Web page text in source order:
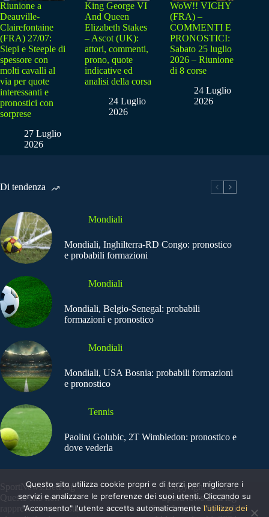
Riunione a
Deauville-
Clairefontaine
(FRA) 27/07:
Siepi e Steeple di
spessore con
molti cavalli al
via per quote
interessanti e
pronostici con
sorprese
27 Luglio
2026
King George VI
And Queen
Elizabeth Stakes
– Ascot (UK):
attori, commenti,
prono, quote
indicative ed
analisi della corsa
24 Luglio
2026
WoW!! VICHY
(FRA) –
COMMENTI E
PRONOSTICI:
Sabato 25 luglio
2026 – Riunione
di 8 corse
24 Luglio
2026
Di tendenza
Mondiali
Mondiali, Inghilterra-RD Congo: pronostico
e probabili formazioni
Mondiali
Mondiali, Belgio-Senegal: probabili
formazioni e pronostico
Mondiali
Mondiali, USA Bosnia: probabili formazioni
e pronostico
Tennis
Paolini Golubic, 2T Wimbledon: pronostico e
dove vederla
SportNews.BetFlag -
Questo sito non
rappresenta una testata
Copyright © 2025
SportNews BetFlag
Sede Legale: Via degli
Questo sito utilizza cookie propri e di terzi per migliorare i
servizi e analizzare le preferenze dei suoi utenti. Cliccando su
"Acconsento" l'utente accetta automaticamente l'utilizzo dei